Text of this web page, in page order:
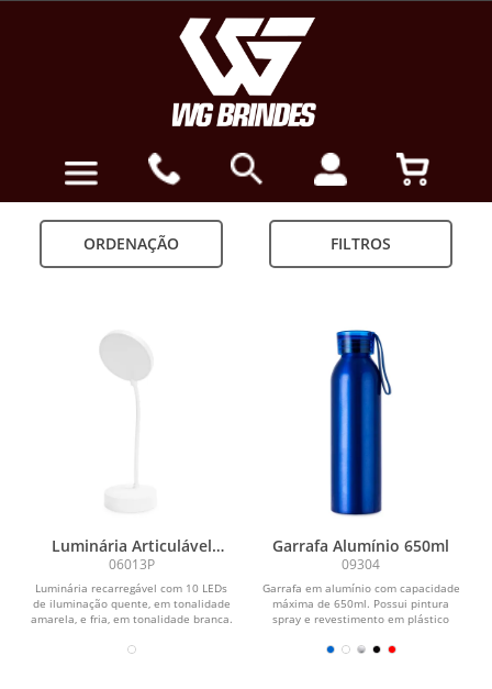
ORDENAÇÃO FILTROS
Luminária Articulável
Recarregável 10 LEDs
06013P
Luminária recarregável com 10 LEDs
de iluminação quente, em tonalidade
amarela, e fria, em tonalidade branca.
Garrafa Alumínio 650ml
09304
Garrafa em alumínio com capacidade
máxima de 650ml. Possui pintura
spray e revestimento em plástico